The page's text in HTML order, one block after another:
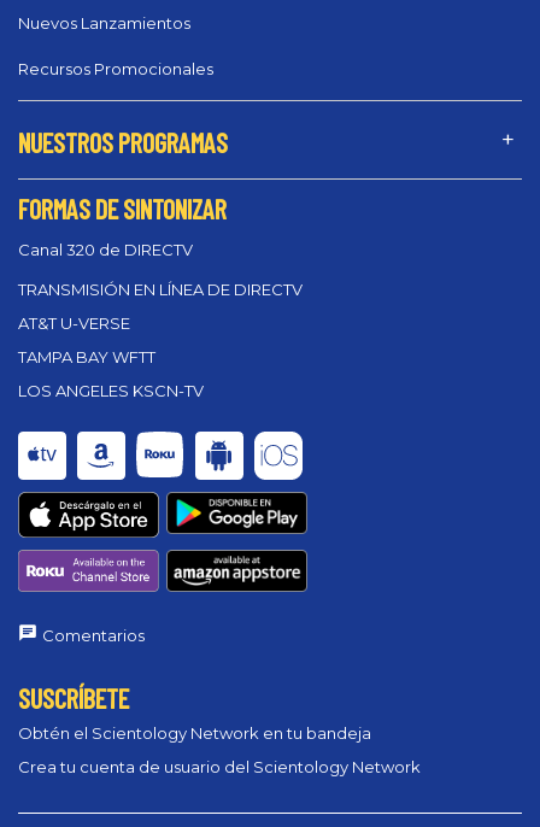
Nuevos Lanzamientos
Recursos Promocionales
NUESTROS PROGRAMAS
FORMAS DE SINTONIZAR
Canal 320 de DIRECTV
TRANSMISIÓN EN LÍNEA DE DIRECTV
AT&T U-VERSE
TAMPA BAY WFTT
LOS ANGELES KSCN-TV
Comentarios
SUSCRÍBETE
Obtén el Scientology Network en tu bandeja
Crea tu cuenta de usuario del Scientology Network